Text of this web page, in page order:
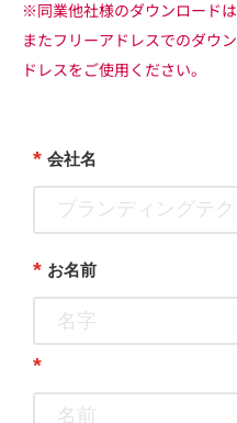
※同業他社様のダウンロードは
またフリーアドレスでのダウ
ドレスをご使用ください。
* 会社名
* お名前
*